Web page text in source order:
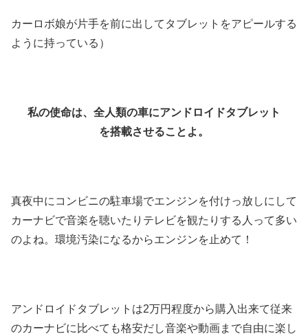
カーロボ娘が片手を前に出してタブレットをアピールする
ように持っている）
私の使命は、全人類の車にアンドロイドタブレット
を搭載させることよ。
真夜中にコンビニの駐車場でエンジンを付けっ放しにして
カーナビで音楽を聴いたりテレビを観たりする人って多い
のよね。環境汚染になるからエンジンを止めて！
アンドロイドタブレットは2万円程度から購入出来て従来
のカーナビに比べても格安だし音楽や動画まで自由に楽し